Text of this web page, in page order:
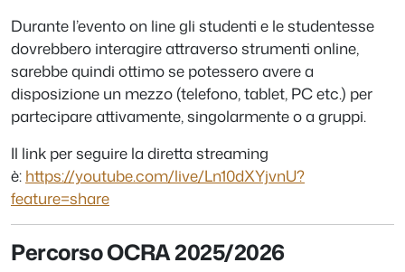
Durante l’evento on line gli studenti e le studentesse
dovrebbero interagire attraverso strumenti online,
sarebbe quindi ottimo se potessero avere a
disposizione un mezzo (telefono, tablet, PC etc.) per
partecipare attivamente, singolarmente o a gruppi.
Il link per seguire la diretta streaming
è: https://youtube.com/live/Ln10dXYjvnU?
feature=share
Percorso OCRA 2025/2026